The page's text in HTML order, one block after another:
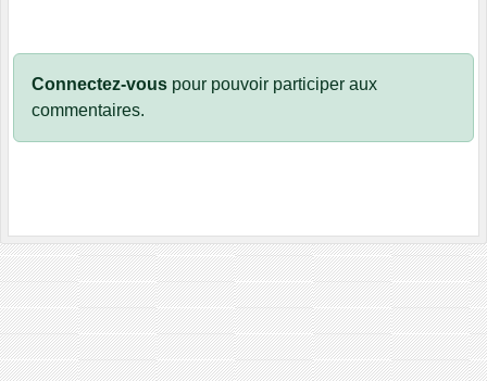
Connectez-vous pour pouvoir participer aux
commentaires.